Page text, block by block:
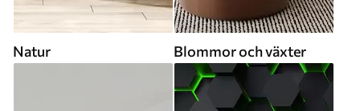
Natur Blommor och växter